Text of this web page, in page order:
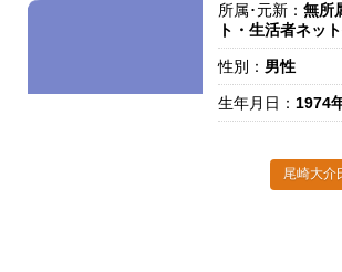
所属･元新： 無所
ト・生活者ネッ
性別： 男性
生年月日： 1974
尾崎大介